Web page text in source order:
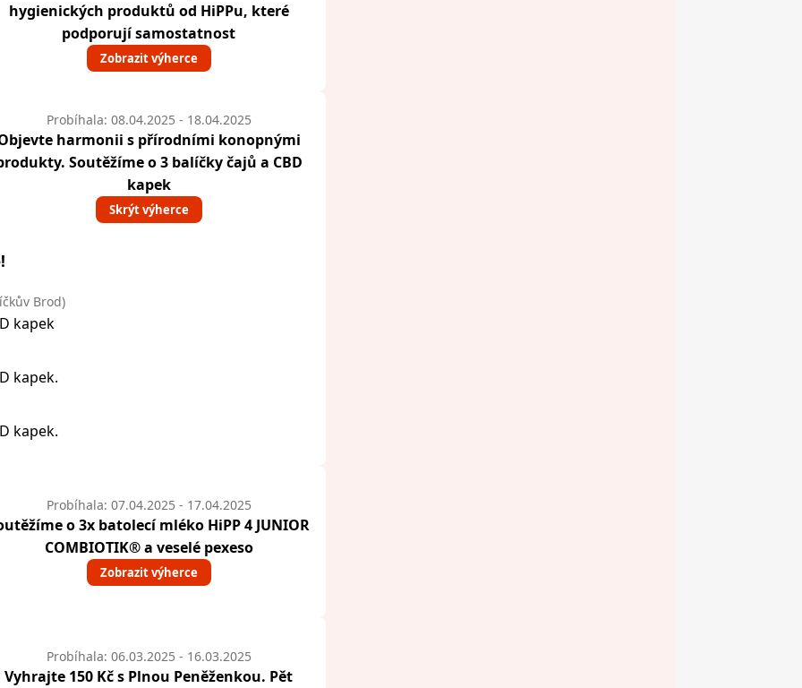
hygienických produktů od HiPPu, které
podporují samostatnost
Zobrazit výherce
Probíhala: 08.04.2025 - 18.04.2025
harmonii s přírodními konopnými
Soutěžíme o 3 balíčky čajů a CBD
kapek
Skrýt výherce
Brod)
kapek
kapek.
kapek.
Probíhala: 07.04.2025 - 17.04.2025
o 3x batolecí mléko HiPP 4 JUNIOR
COMBIOTIK® a veselé pexeso
Zobrazit výherce
Probíhala: 06.03.2025 - 16.03.2025
Vyhrajte 150 Kč s Plnou Peněženkou. Pět